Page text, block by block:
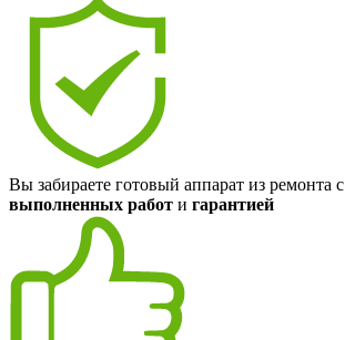
Вы забираете готовый аппарат из ремонта с
выполненных работ и гарантией